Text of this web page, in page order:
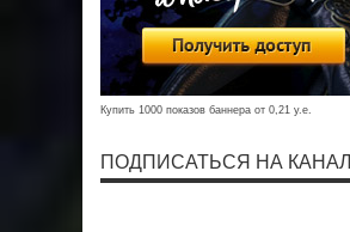
Купить 1000 показов баннера от 0,21 у.е.
ПОДПИСАТЬСЯ НА КАНАЛ